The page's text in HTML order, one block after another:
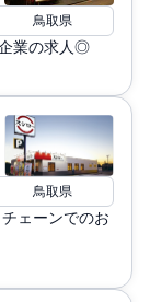
鳥取県
業の求人◎
鳥取県
ェーンでのお